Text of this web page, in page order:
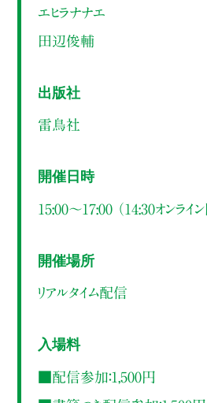
エヒラナナエ
田辺俊輔
出版社
雷鳥社
開催日時
15:00～17:00 （14:30オンライン
開催場所
リアルタイム配信
入場料
■配信参加：1,500円